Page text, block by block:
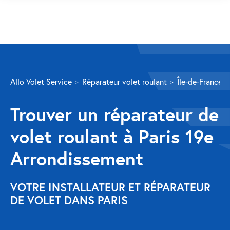
Volet roulant
Réparation
Volet roulant Velux
Au-delà de la fenêtre
Réparation store banne
Réparation portail
Allo Volet Service Réparateur volet roulant Île-de-France
Trouver un réparateur de
volet roulant à Paris 19e
Arrondissement
VOTRE INSTALLATEUR ET RÉPARATEUR
DE VOLET DANS PARIS